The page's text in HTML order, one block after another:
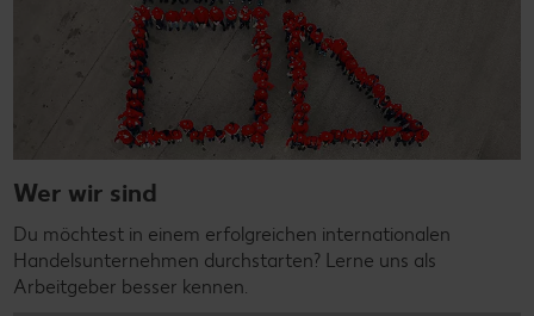
Wer wir sind
Du möchtest in einem erfolgreichen internationalen
Handelsunternehmen durchstarten? Lerne uns als
Arbeitgeber besser kennen.